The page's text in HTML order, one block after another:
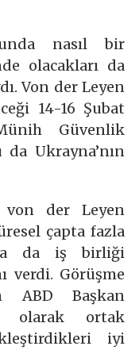
nasıl bir
olacakları da
Von der Leyen
14-16 Şubat
Güvenlik
da Ukrayna’nın
von der Leyen
çapta fazla
da iş birliği
verdi. Görüşme
ABD Başkan
olarak ortak
iyi